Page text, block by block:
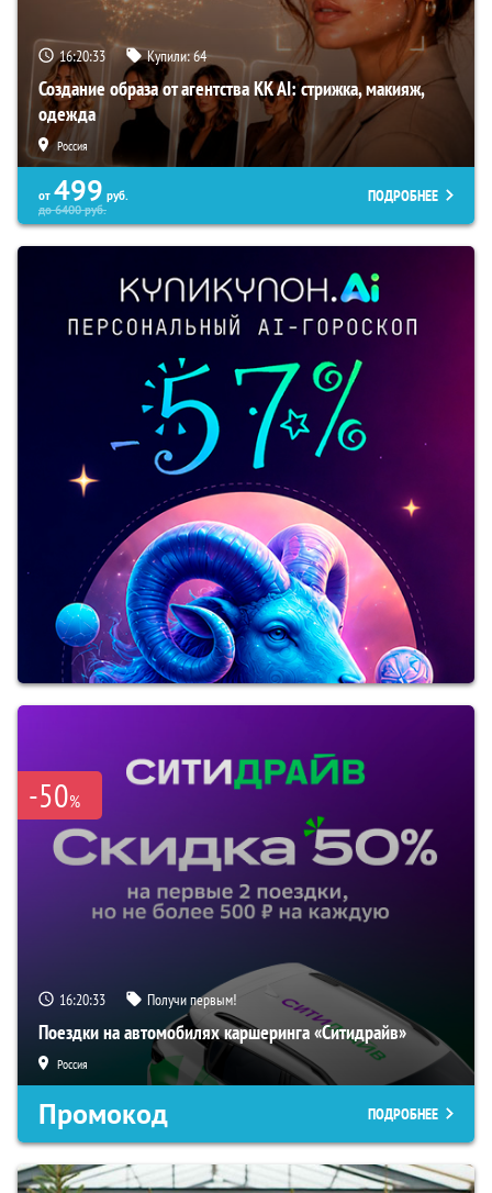
16:20:33 Купили:64
Создание образа от агентства KK AI: стрижка, макияж,
одежда
Россия
от 499 руб.
до6400руб.
ПОДРОБНЕЕ
-50%
16:20:33 Получи первым!
Поездки на автомобилях каршеринга «Ситидрайв»
Россия
Промокод ПОДРОБНЕЕ